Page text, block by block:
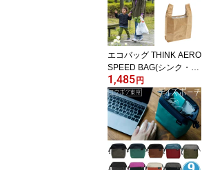
エコバッグ THINK AERO
SPEED BAG(シンク・エ
アロ・トラベル・スピー
ドバッグ) (クラフトブラ
ウン) TPT-SPBG 軽量 強
靭 耐水性 エコバッグ コ
ンビニバッグ型 マイバッ
ク 容量15リットル
1,485円